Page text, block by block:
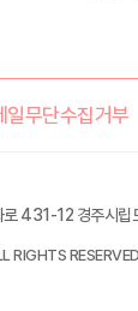
일무단수집거부
431-12 경주시립
RIGHTS